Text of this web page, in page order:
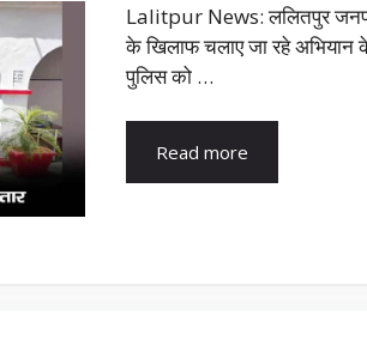
Lalitpur News: ललितपुर
के खिलाफ चलाए जा रहे अभियान
पुलिस को …
Read more